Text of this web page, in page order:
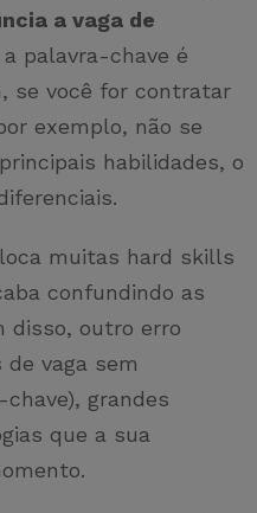
a vaga de
palavra-chave é
se você for contratar
exemplo, não se
habilidades, o
muitas hard skills
confundindo as
disso, outro erro
vaga sem
grandes
que a sua